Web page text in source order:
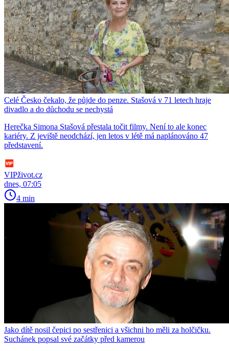
Celé Česko čekalo, že půjde do penze. Stašová v 71 letech hraje
divadlo a do důchodu se nechystá
Herečka Simona Stašová přestala točit filmy. Není to ale konec
kariéry. Z jeviště neodchází, jen letos v létě má naplánováno 47
představení.
VIPživot.cz
dnes, 07:05
4 min
Jako dítě nosil čepici po sestřenici a všichni ho měli za holčičku.
Suchánek popsal své začátky před kamerou